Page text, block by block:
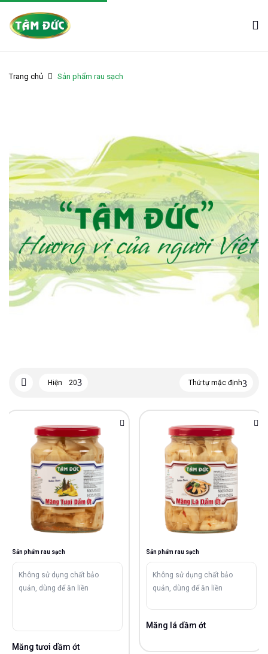
Trang chủ Sản phẩm rau sạch
Thứ tự mặc định
Hiện 20
Sản phẩm rau sạch
Không sử dụng chất bảo
quản, dùng để ăn liền
Măng tươi dầm ớt
Sản phẩm rau sạch
Không sử dụng chất bảo
quản, dùng để ăn liền
Măng lá dầm ớt